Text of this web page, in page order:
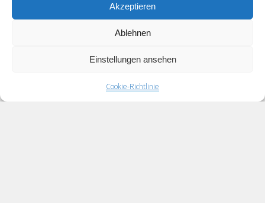
Akzeptieren
Ablehnen
Einstellungen ansehen
Cookie-Richtlinie